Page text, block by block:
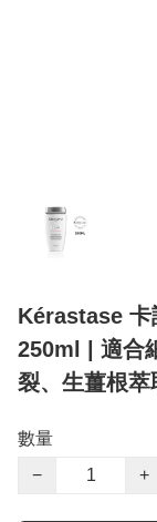
Kérastase 卡
250ml | 適合
裂、生薑根萃
數量
−
+